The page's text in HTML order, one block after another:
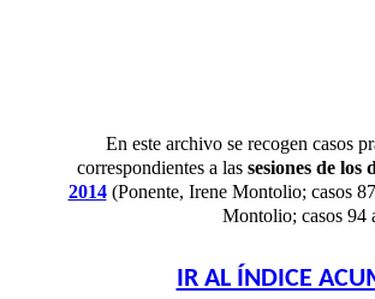
En este archivo se recogen casos
correspondientes a las sesiones de los
2014(Ponente, Irene Montolio; casos
Montolio; casos 94
IR AL ÍNDICE